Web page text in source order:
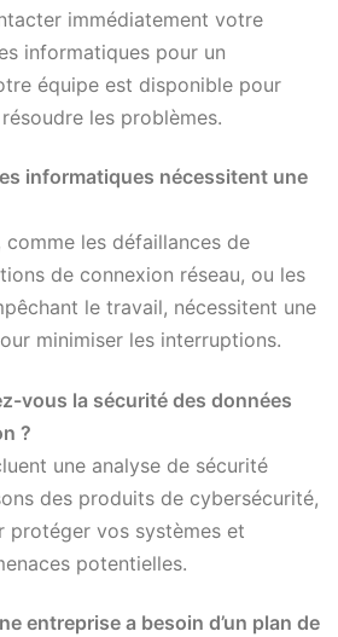
immédiatement votre
informatiques pour un
équipe est disponible pour
les problèmes.
informatiques nécessitent une
comme les défaillances de
de connexion réseau, ou les
le travail, nécessitent une
minimiser les interruptions.
vous la sécurité des données
?
une analyse de sécurité
des produits de cybersécurité,
protéger vos systèmes et
potentielles.
entreprise a besoin d’un plan de